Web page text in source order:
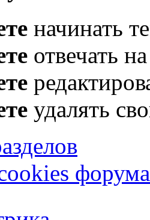
начинать
отвечать
удалять
форума